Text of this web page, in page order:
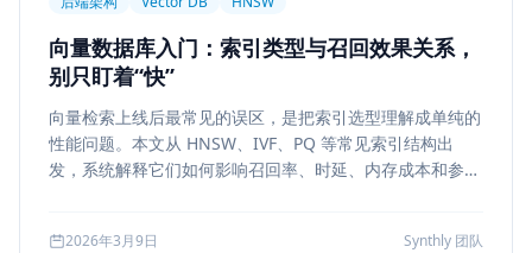
向量数据库入门：索引类型与召回效果关系，
别只盯着“快”
向量检索上线后最常见的误区，是把索引选型理解成单纯的
性能问题。本文从 HNSW、IVF、PQ 等常见索引结构出
发，系统解释它们如何影响召回率、时延、内存成本和参数
2026年3月9日 Synthly 团队